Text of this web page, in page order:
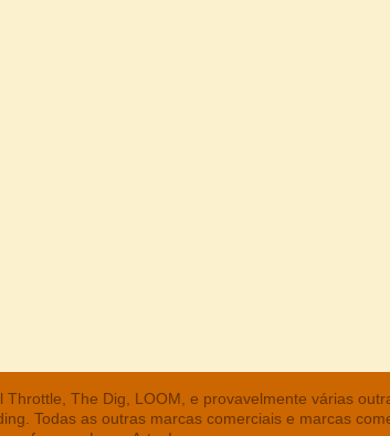
The Dig, LOOM, e provavelmente várias
Todas as outras marcas comerciais e marcas